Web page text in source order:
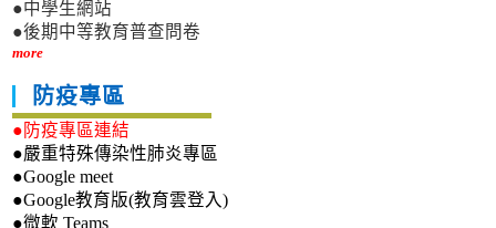
●中學生網站
●後期中等教育普查問卷
more
防疫專區
●防疫專區連結
●嚴重特殊傳染性肺炎專區
●Google meet
●Google教育版(教育雲登入)
●微軟 Teams